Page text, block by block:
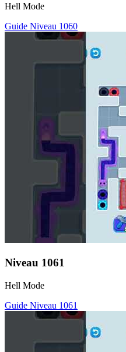
Hell Mode
Guide Niveau 1060
Niveau 1061
Hell Mode
Guide Niveau 1061